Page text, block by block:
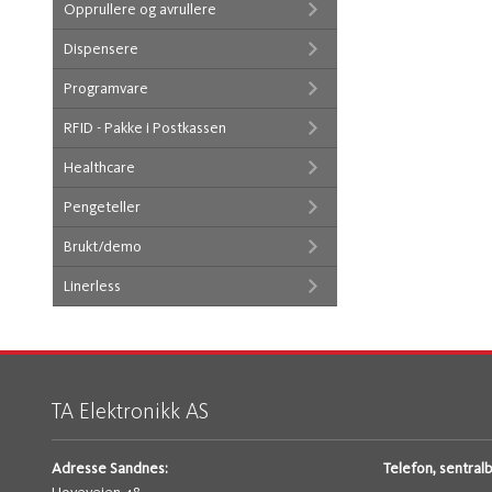
Opprullere og avrullere
Dispensere
Programvare
RFID - Pakke i Postkassen
Healthcare
Pengeteller
Brukt/demo
Linerless
TA Elektronikk AS
Adresse Sandnes:
Telefon,